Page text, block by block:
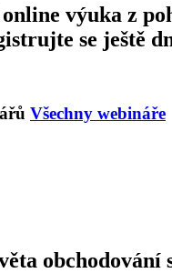
výuka z
se ještě
Všechny webináře
obchodování